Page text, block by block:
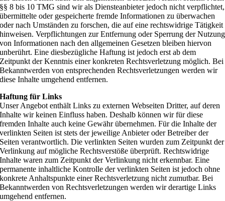
§§ 8 bis 10 TMG sind wir als Diensteanbieter jedoch nicht verpflichtet,
übermittelte oder gespeicherte fremde Informationen zu überwachen
oder nach Umständen zu forschen, die auf eine rechtswidrige Tätigkeit
hinweisen. Verpflichtungen zur Entfernung oder Sperrung der Nutzung
von Informationen nach den allgemeinen Gesetzen bleiben hiervon
unberührt. Eine diesbezügliche Haftung ist jedoch erst ab dem
Zeitpunkt der Kenntnis einer konkreten Rechtsverletzung möglich. Bei
Bekanntwerden von entsprechenden Rechtsverletzungen werden wir
diese Inhalte umgehend entfernen.
Haftung für Links
Unser Angebot enthält Links zu externen Webseiten Dritter, auf deren
Inhalte wir keinen Einfluss haben. Deshalb können wir für diese
fremden Inhalte auch keine Gewähr übernehmen. Für die Inhalte der
verlinkten Seiten ist stets der jeweilige Anbieter oder Betreiber der
Seiten verantwortlich. Die verlinkten Seiten wurden zum Zeitpunkt der
Verlinkung auf mögliche Rechtsverstöße überprüft. Rechtswidrige
Inhalte waren zum Zeitpunkt der Verlinkung nicht erkennbar. Eine
permanente inhaltliche Kontrolle der verlinkten Seiten ist jedoch ohne
konkrete Anhaltspunkte einer Rechtsverletzung nicht zumutbar. Bei
Bekanntwerden von Rechtsverletzungen werden wir derartige Links
umgehend entfernen.